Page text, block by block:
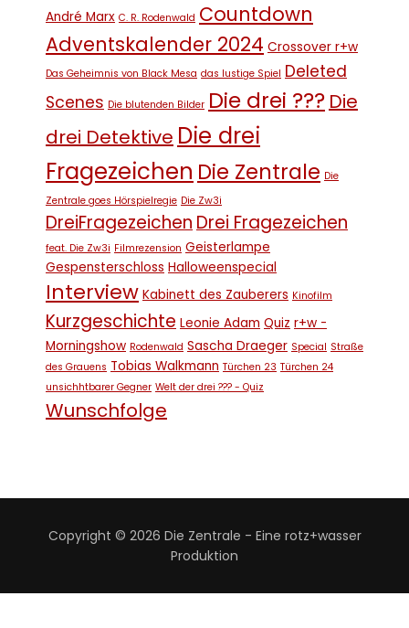
André Marx C. R. Rodenwald Countdown
Adventskalender 2024 Crossover r+w
Das Geheimnis von Black Mesa das lustige Spiel Deleted
Scenes Die blutenden Bilder Die drei ??? Die
drei Detektive Die drei
Fragezeichen Die Zentrale Die
Zentrale goes Hörspielregie Die Zw3i
DreiFragezeichen Drei Fragezeichen
feat. Die Zw3i Filmrezension Geisterlampe
Gespensterschloss Halloweenspecial
Interview Kabinett des Zauberers Kinofilm
Kurzgeschichte Leonie Adam Quiz r+w -
Morningshow Rodenwald Sascha Draeger Special Straße
des Grauens Tobias Walkmann Türchen 23 Türchen 24
unsichhtbarer Gegner Welt der drei ??? - Quiz
Wunschfolge
Copyright © 2026 Die Zentrale - Eine rotz+wasser
Produktion